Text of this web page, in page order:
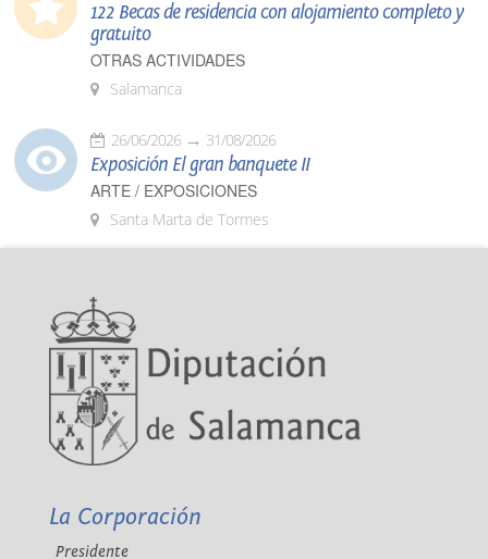
122 Becas de residencia con alojamiento completo y
gratuito
OTRAS ACTIVIDADES
Salamanca
26/06/2026 31/08/2026
Exposición El gran banquete II
ARTE / EXPOSICIONES
Santa Marta de Tormes
La Corporación
Presidente